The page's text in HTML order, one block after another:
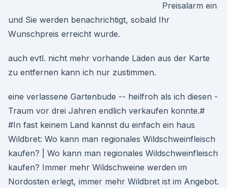
Preisalarm ein
und Sie werden benachrichtigt, sobald Ihr
Wunschpreis erreicht wurde.
auch evtl. nicht mehr vorhande Läden aus der Karte
zu entfernen kann ich nur zustimmen.
eine verlassene Gartenbude -- heilfroh als ich diesen -
Traum vor drei Jahren endlich verkaufen konnte.#
#In fast keinem Land kannst du einfach ein haus
Wildbret: Wo kann man regionales Wildschweinfleisch
kaufen? | Wo kann man regionales Wildschweinfleisch
kaufen? Immer mehr Wildschweine werden im
Nordosten erlegt, immer mehr Wildbret ist im Angebot.